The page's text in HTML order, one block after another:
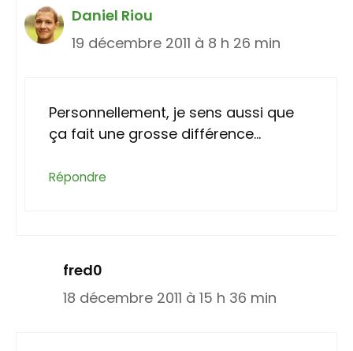
Daniel Riou
19 décembre 2011 à 8 h 26 min
Personnellement, je sens aussi que
ça fait une grosse différence…
Répondre
fred0
18 décembre 2011 à 15 h 36 min